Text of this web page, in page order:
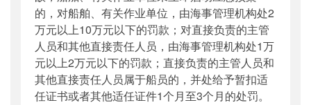
的，对船舶、有关作业单位，由海事管理机构处2
万元以上10万元以下的罚款；对直接负责的主管
人员和其他直接责任人员，由海事管理机构处1万
元以上2万元以下的罚款；直接负责的主管人员和
其他直接责任人员属于船员的，并处给予暂扣适
任证书或者其他适任证件1个月至3个月的处罚。